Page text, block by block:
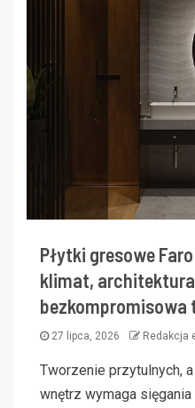
Płytki gresowe
klimat,
bezkompromisowa
27 lipca, 2026 Redakcja
Tworzenie przytulnych,
wnętrz wymaga sięgania